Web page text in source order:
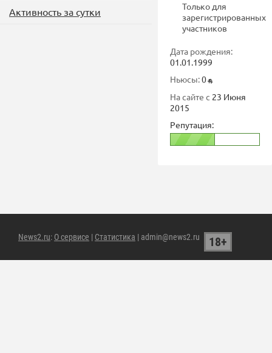
Активность за сутки
Только для
зарегистрированных
участников
Дата рождения:
01.01.1999
Ньюсы:0
На сайте с 23 Июня
2015
Репутация:
News2.ru: О сервисе | Статистика | admin@news2.ru 18+